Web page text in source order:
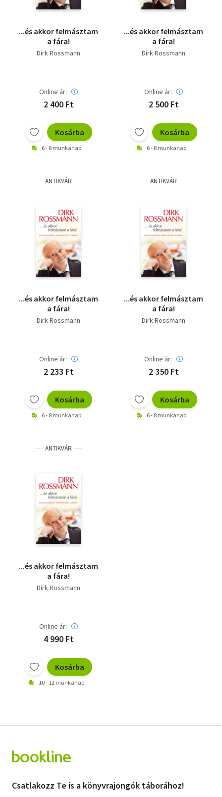
...és akkor felmásztam
a fára!
Dirk Rossmann
Online ár:
2 400 Ft
Kosárba
6 - 8 munkanap
...és akkor felmásztam
a fára!
Dirk Rossmann
Online ár:
2 500 Ft
Kosárba
6 - 8 munkanap
ANTIKVÁR
...és akkor felmásztam
a fára!
Dirk Rossmann
Online ár:
2 233 Ft
Kosárba
6 - 8 munkanap
ANTIKVÁR
...és akkor felmásztam
a fára!
Dirk Rossmann
Online ár:
2 350 Ft
Kosárba
6 - 8 munkanap
ANTIKVÁR
...és akkor felmásztam
a fára!
Dirk Rossmann
Online ár:
4 990 Ft
Kosárba
10 - 12 munkanap
Csatlakozz Te is a könyvrajongók táborához!